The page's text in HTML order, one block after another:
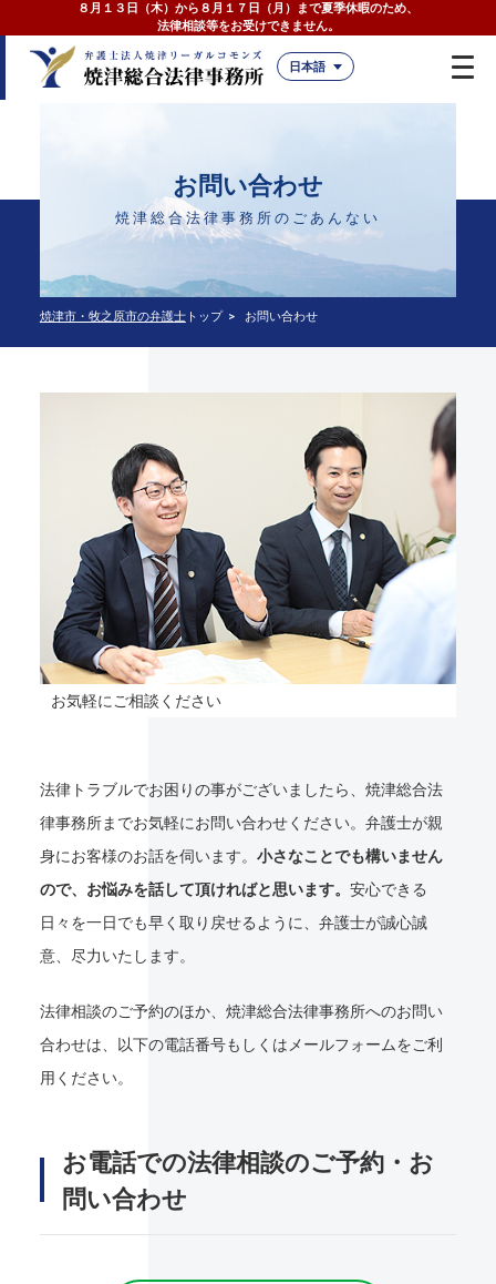
８月１３日（木）から８月１７日（月）まで夏季休暇のため、
法律相談等をお受けできません。
日本語
お問い合わせ
焼津総合法律事務所のごあんない
焼津市・牧之原市の弁護士トップ お問い合わせ
お気軽にご相談ください
法律トラブルでお困りの事がございましたら、焼津総合法
律事務所までお気軽にお問い合わせください。弁護士が親
身にお客様のお話を伺います。 小さなことでも構いません
ので、お悩みを話して頂ければと思います。 安心できる
日々を一日でも早く取り戻せるように、弁護士が誠心誠
意、尽力いたします。
法律相談のご予約のほか、焼津総合法律事務所へのお問い
合わせは、以下の電話番号もしくはメールフォームをご利
用ください。
お電話での法律相談のご予約・お
問い合わせ